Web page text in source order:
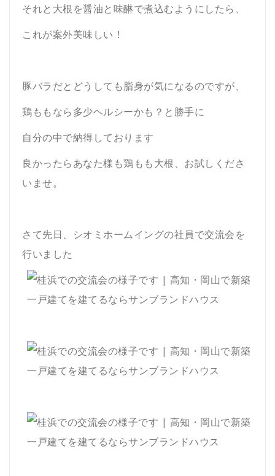
それと大根を醤油と味醂で煮込むようにしたら、
これが案外美味しい！
豚バラだとどうしても脂身が気になるのですが、
鶏ももなら多少ヘルシーかも？と勝手に
自分の中で納得しております
良かったらあなた様も鶏もも大根、お試しくださ
いませ。
さて先日、シオミホームイングの社員で交流会を
行いました